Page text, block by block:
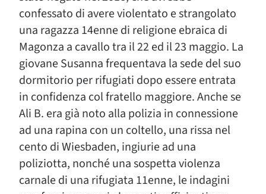
confessato di avere violentato e strangolato
una ragazza 14enne di religione ebraica di
Magonza a cavallo tra il 22 ed il 23 maggio. La
giovane Susanna frequentava la sede del suo
dormitorio per rifugiati dopo essere entrata
in confidenza col fratello maggiore. Anche se
Ali B. era già noto alla polizia in connessione
ad una rapina con un coltello, una rissa nel
cento di Wiesbaden, ingiurie ad una
poliziotta, nonché una sospetta violenza
carnale di una rifugiata 11enne, le indagini